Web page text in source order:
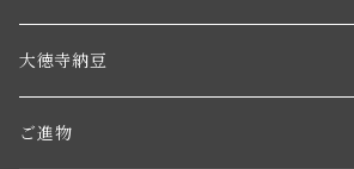
大徳寺納豆
ご進物